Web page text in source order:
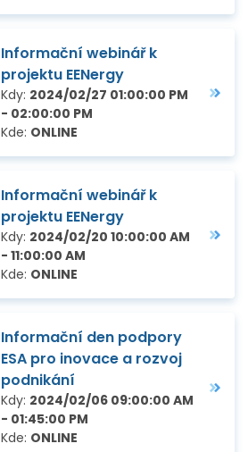
Informační webinář k
projektu EENergy
Kdy: 2024/02/27 01:00:00 PM
- 02:00:00 PM
Kde: ONLINE
Informační webinář k
projektu EENergy
Kdy: 2024/02/20 10:00:00 AM
- 11:00:00 AM
Kde: ONLINE
Informační den podpory
ESA pro inovace a rozvoj
podnikání
Kdy: 2024/02/06 09:00:00 AM
- 01:45:00 PM
Kde: ONLINE